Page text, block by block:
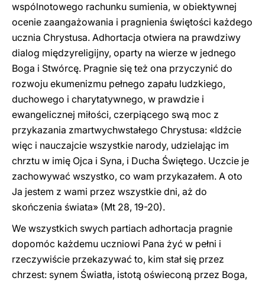
wspólnotowego rachunku sumienia, w obiektywnej
ocenie zaangażowania i pragnienia świętości każdego
ucznia Chrystusa. Adhortacja otwiera na prawdziwy
dialog międzyreligijny, oparty na wierze w jednego
Boga i Stwórcę. Pragnie się też ona przyczynić do
rozwoju ekumenizmu pełnego zapału ludzkiego,
duchowego i charytatywnego, w prawdzie i
ewangelicznej miłości, czerpiącego swą moc z
przykazania zmartwychwstałego Chrystusa: «Idźcie
więc i nauczajcie wszystkie narody, udzielając im
chrztu w imię Ojca i Syna, i Ducha Świętego. Uczcie je
zachowywać wszystko, co wam przykazałem. A oto
Ja jestem z wami przez wszystkie dni, aż do
skończenia świata» (Mt 28, 19-20).
We wszystkich swych partiach adhortacja pragnie
dopomóc każdemu uczniowi Pana żyć w pełni i
rzeczywiście przekazywać to, kim stał się przez
chrzest: synem Światła, istotą oświeconą przez Boga,